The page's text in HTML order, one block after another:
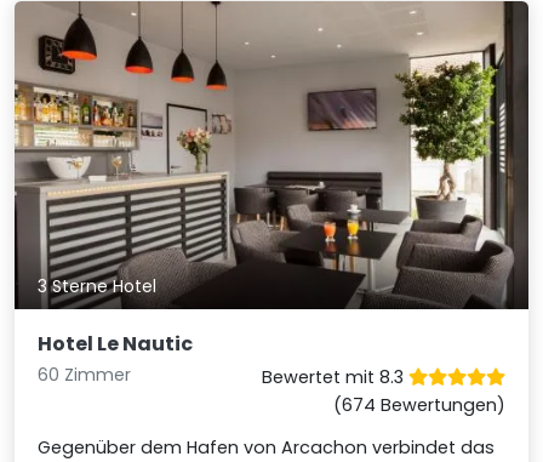
3 Sterne Hotel
Hotel Le Nautic
60 Zimmer
Bewertet mit 8.3
(674 Bewertungen)
Gegenüber dem Hafen von Arcachon verbindet das